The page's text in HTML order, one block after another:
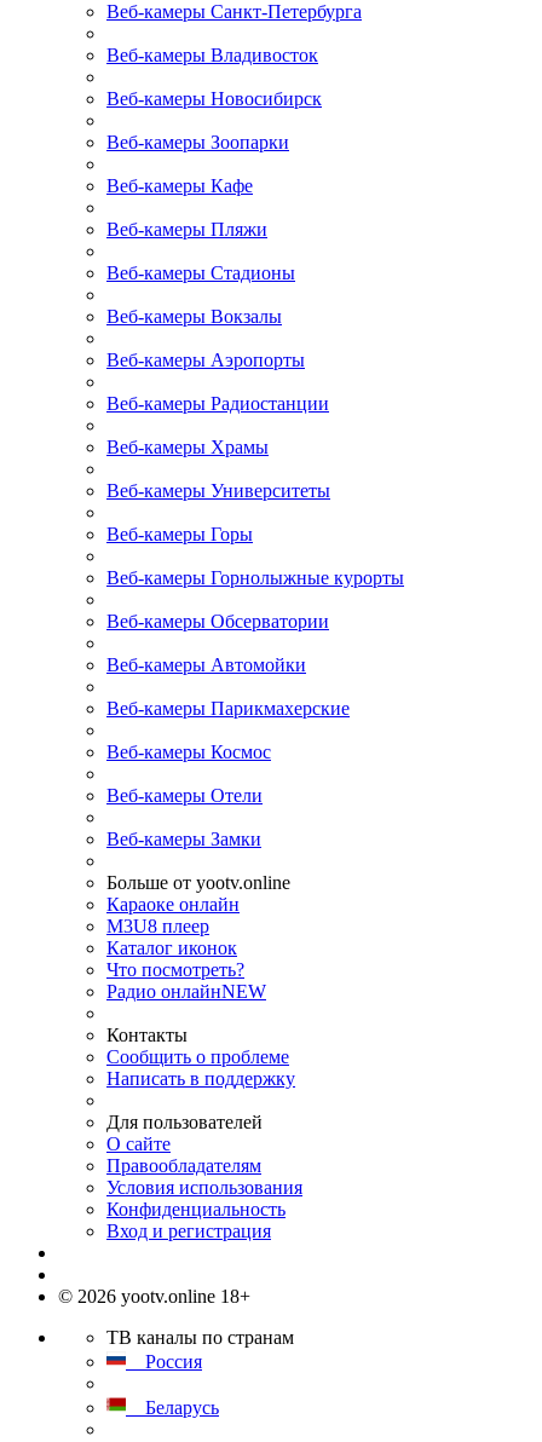
Веб-камеры Санкт-Петербурга
Веб-камеры Владивосток
Веб-камеры Новосибирск
Веб-камеры Зоопарки
Веб-камеры Кафе
Веб-камеры Пляжи
Веб-камеры Стадионы
Веб-камеры Вокзалы
Веб-камеры Аэропорты
Веб-камеры Радиостанции
Веб-камеры Храмы
Веб-камеры Университеты
Веб-камеры Горы
Веб-камеры Горнолыжные курорты
Веб-камеры Обсерватории
Веб-камеры Автомойки
Веб-камеры Парикмахерские
Веб-камеры Космос
Веб-камеры Отели
Веб-камеры Замки
Больше от yootv.online
Караоке онлайн
M3U8 плеер
Каталог иконок
Что посмотреть?
Радио онлайнNEW
Контакты
Сообщить о проблеме
Написать в поддержку
Для пользователей
О сайте
Правообладателям
Условия использования
Конфиденциальность
Вход и регистрация
© 2026 yootv.online 18+
ТВ каналы по странам
Россия
Беларусь